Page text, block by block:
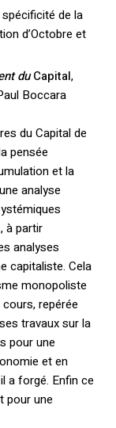
spécificité de la
d’Octobre et
duCapital,
Boccara
du Capital de
pensée
et la
analyse
à partir
analyses
capitaliste. Cela
monopoliste
repérée
travaux sur la
pour une
et en
a forgé. Enfin ce
pour une